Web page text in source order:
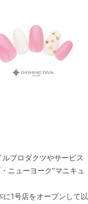
プロダクツやサービス
ニューヨーク”マニキュ
1号店をオープンして以